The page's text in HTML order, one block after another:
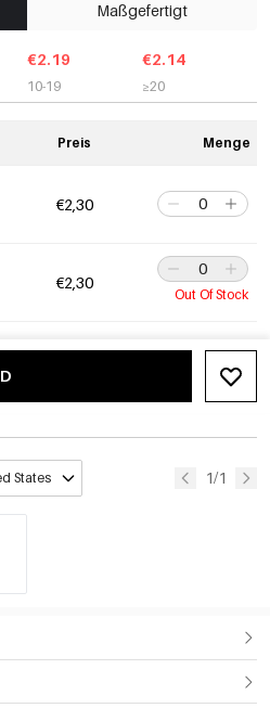
Maßgefertigt
€2.19
10-19
€2.14
≥20
Preis Menge
€2,30
€2,30
Out Of Stock
States 1/1